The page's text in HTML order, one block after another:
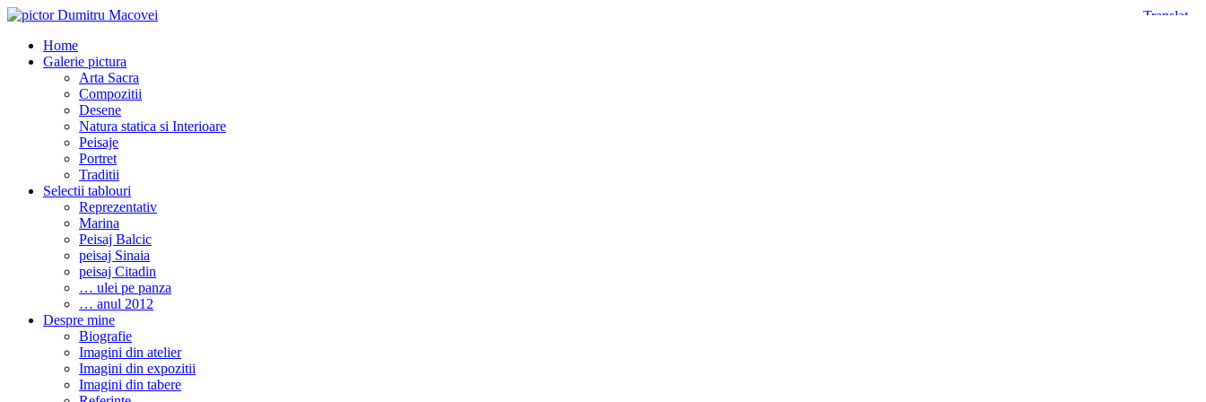
Home
Galerie pictura
Arta Sacra
Compozitii
Desene
Natura statica si Interioare
Peisaje
Portret
Traditii
Selectii tablouri
Reprezentativ
Marina
Peisaj Balcic
peisaj Sinaia
peisaj Citadin
… ulei pe panza
… anul 2012
Despre mine
Biografie
Imagini din atelier
Imagini din expozitii
Imagini din tabere